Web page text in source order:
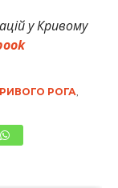
у Кривому
РОГА